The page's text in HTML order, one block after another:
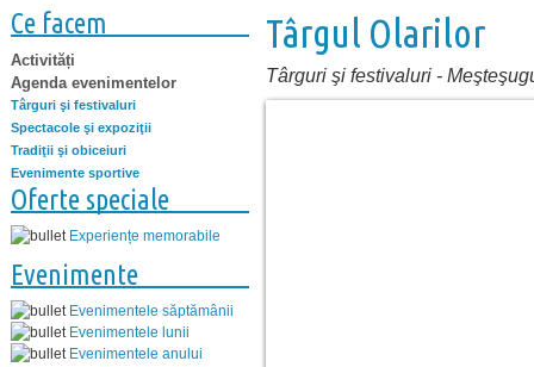
Ce facem
Activități
Agenda evenimentelor
Târguri şi festivaluri
Spectacole şi expoziţii
Tradiţii şi obiceiuri
Evenimente sportive
Oferte speciale
Experiențe memorabile
Evenimente
Evenimentele săptămânii
Evenimentele lunii
Evenimentele anului
Târgul Olarilor
Târguri şi festivaluri -